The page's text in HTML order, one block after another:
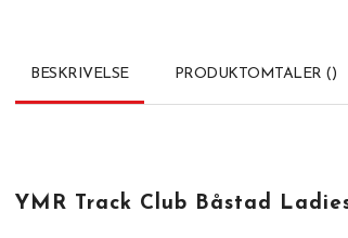
BESKRIVELSE PRODUKTOMTALER ()
YMR Track Club Båstad